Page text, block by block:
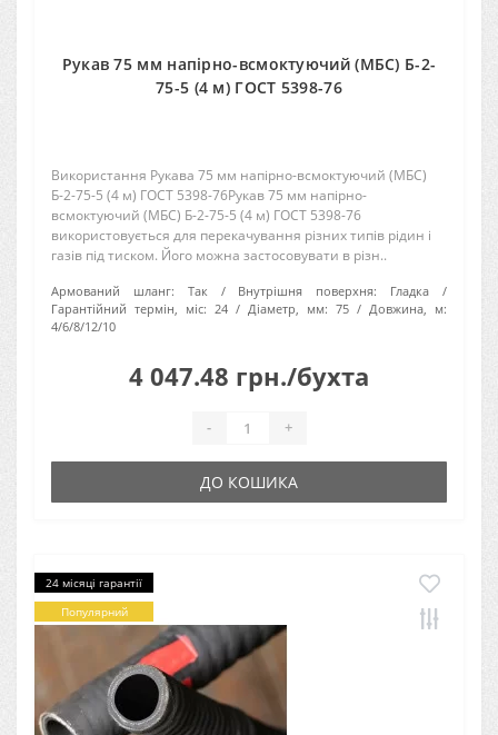
Рукав 75 мм напірно-всмоктуючий (МБС) Б-2-
75-5 (4 м) ГОСТ 5398-76
Використання Рукава 75 мм напірно-всмоктуючий (МБС)
Б-2-75-5 (4 м) ГОСТ 5398-76Рукав 75 мм напірно-
всмоктуючий (МБС) Б-2-75-5 (4 м) ГОСТ 5398-76
використовується для перекачування різних типів рідин і
газів під тиском. Його можна застосовувати в різн..
Армований шланг: Так Внутрішня поверхня:
Гладка
Гарантійний термін, міс: 24 Діаметр, мм: 75
Довжина, м:
4/6/8/12/10
4 047.48 грн./бухта
- +
ДО КОШИКА
24 місяці гарантії
Популярний